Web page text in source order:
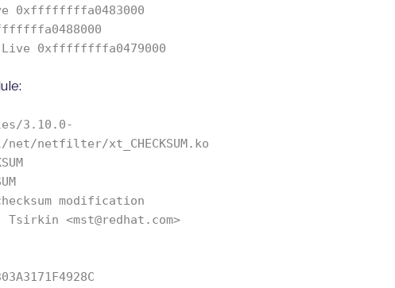
0xffffffffa0483000
0xffffffffa0479000
3.10.0-
netfilter/xt_CHECKSUM.ko
modification
<mst@redhat.com>